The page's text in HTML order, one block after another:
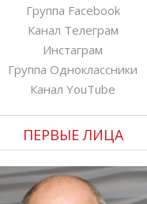
Группа Facebook
Канал Телеграм
Инстаграм
Группа Одноклассники
Канал YouTube
ПЕРВЫЕ ЛИЦА